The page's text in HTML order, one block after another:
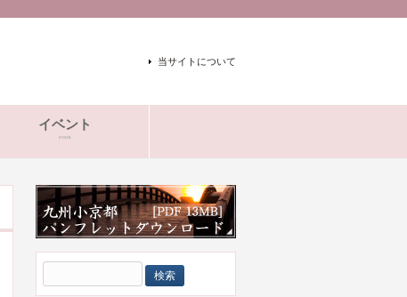
当サイトについて
イベント
event
索: